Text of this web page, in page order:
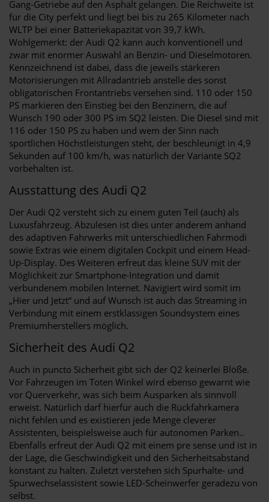
Gang-Getriebe auf den Asphalt gelangen. Die Reichweite ist
für die City perfekt und liegt bei bis zu 265 Kilometer nach
WLTP bei einer Batteriekapazität von 39,7 kWh.
Wohlgemerkt: der Audi Q2 kann auch konventionell und
zwar mit enormer Auswahl an Benzin- und Dieselmotoren.
Kennzeichnend ist dabei, dass die jeweils stärkeren
Motorisierungen mit Allradantrieb anstelle des sonst
obligatorischen Frontantriebs versehen sind. 110 oder 150
PS markieren den Einstieg bei den Benzinern, die auf
Wunsch 190 oder 300 PS im SQ2 leisten. Die Diesel sind mit
116 oder 150 PS zu haben und wem der Sinn nach
sportlichen Höchstleistungen steht, der beschleunigt in 4,9
Sekunden auf 100 km/h, was natürlich der Variante SQ2
vorbehalten ist.
Ausstattung des Audi Q2
Der Audi Q2 versteht sich zu einem guten Teil (auch) als
Luxusfahrzeug. Abzulesen ist dies unter anderem anhand
des adaptiven Fahrwerks mit unterschiedlichen Fahrmodi
sowie Extras wie einem digitalen Cockpit und einem Head-
Up-Display. Des Weiteren erfreut das kleine SUV mit der
Möglichkeit zur Smartphone-Integration und damit
verbundenem mobilen Internet. Navigiert wird somit im
„Hier und Jetzt“ und auf Wunsch ist auch das Streaming in
Verbindung mit einem erstklassigen Soundsystem eines
Premiumherstellers möglich.
Sicherheit des Audi Q2
Auch in puncto Sicherheit gibt sich der Q2 keinerlei Blöße.
Vor Fahrzeugen im Toten Winkel wird ebenso gewarnt wie
vor Querverkehr, was sich beim Ausparken als sinnvoll
erweist. Natürlich darf hierfür auch die Rückfahrkamera
nicht fehlen und es existieren jede Menge cleverer
Assistenten, beispielsweise auch für autonomen Parken..
Ebenfalls erfreut der Audi Q2 mit einem pre sense und ist in
der Lage, die Geschwindigkeit und den Sicherheitsabstand
konstant zu halten. Zuletzt verstehen sich Spurhalte- und
Spurwechselassistent sowie LED-Scheinwerfer geradezu von
selbst.